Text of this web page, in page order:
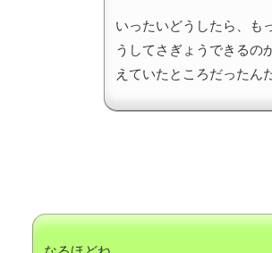
いったいどうしたら、も
うしてさぎょうできるの
えていたところだったん